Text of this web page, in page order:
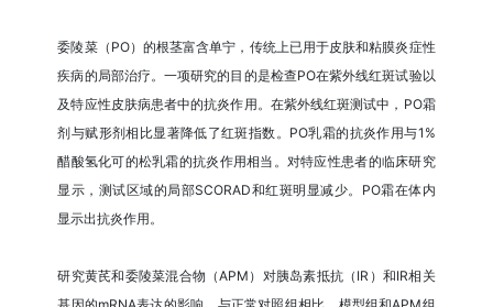
委陵菜（PO）的根茎富含单宁，传统上已用于皮肤和粘膜炎症性
疾病的局部治疗。一项研究的目的是检查PO在紫外线红斑试验以
及特应性皮肤病患者中的抗炎作用。在紫外线红斑测试中，PO霜
剂与赋形剂相比显著降低了红斑指数。PO乳霜的抗炎作用与1%
醋酸氢化可的松乳霜的抗炎作用相当。对特应性患者的临床研究
显示，测试区域的局部SCORAD和红斑明显减少。PO霜在体内
显示出抗炎作用。
研究黄芪和委陵菜混合物（APM）对胰岛素抵抗（IR）和IR相关